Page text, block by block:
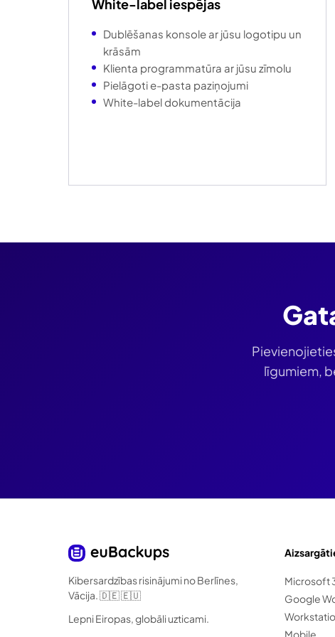
White-label iespējas
Dublēšanas konsole ar jūsu logotipu un
krāsām
Klienta programmatūra ar jūsu zīmolu
Pielāgoti e-pasta paziņojumi
White-label dokumentācija
līgumiem,
Kibersardzības risinājumi no Berlīnes,
Vācija. 🇩🇪 🇪🇺
Lepni Eiropas, globāli uzticami.
Microsoft
Google
Mobile